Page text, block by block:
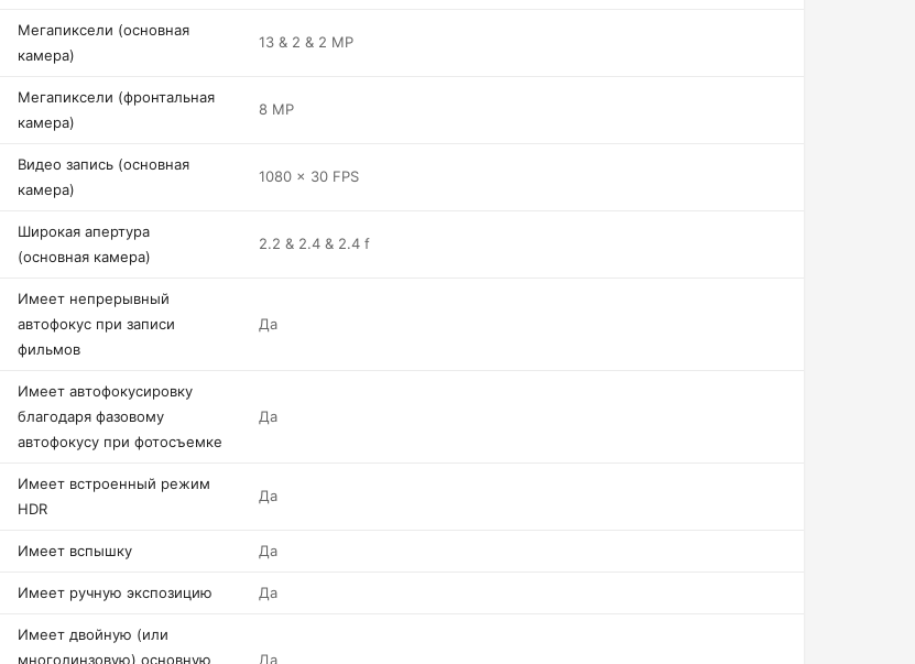
Мегапиксели (основная
камера)
13 & 2 & 2 MP
Мегапиксели (фронтальная
камера)
8 MP
Видео запись (основная
камера)
1080 x 30 FPS
Широкая апертура
(основная камера)
2.2 & 2.4 & 2.4 f
Имеет непрерывный
автофокус при записи
фильмов
Да
Имеет автофокусировку
благодаря фазовому
автофокусу при фотосъемке
Да
Имеет встроенный режим
HDR
Да
Имеет вспышку Да
Имеет ручную экспозицию Да
Имеет двойную (или
многолинзовую) основную
Да